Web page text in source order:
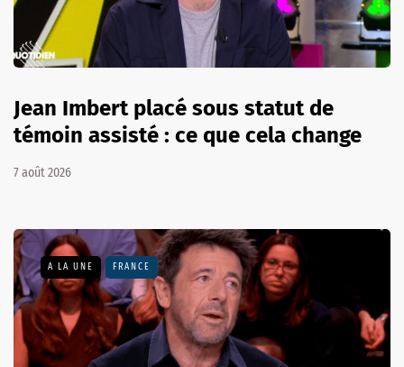
Jean Imbert placé sous statut de
témoin assisté : ce que cela change
7 août 2026
A LA UNE FRANCE